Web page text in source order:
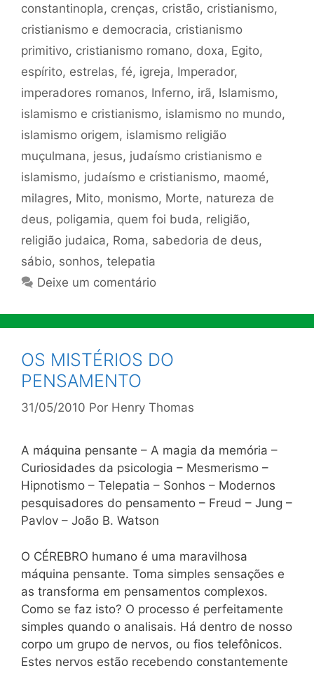
constantinopla, crenças, cristão, cristianismo,
cristianismo e democracia, cristianismo
primitivo, cristianismo romano, doxa, Egito,
espírito, estrelas, fé, igreja, Imperador,
imperadores romanos, Inferno, irã, Islamismo,
islamismo e cristianismo, islamismo no mundo,
islamismo origem, islamismo religião
muçulmana, jesus, judaísmo cristianismo e
islamismo, judaísmo e cristianismo, maomé,
milagres, Mito, monismo, Morte, natureza de
deus, poligamia, quem foi buda, religião,
religião judaica, Roma, sabedoria de deus,
sábio, sonhos, telepatia
Deixe um comentário
OS MISTÉRIOS DO
PENSAMENTO
31/05/2010 Por Henry Thomas
A máquina pensante – A magia da memória –
Curiosidades da psicologia – Mesmerismo –
Hipnotismo – Telepatia – Sonhos – Modernos
pesquisadores do pensamento – Freud – Jung –
Pavlov – João B. Watson
O CÉREBRO humano é uma maravilhosa
máquina pensante. Toma simples sensações e
as transforma em pensamentos complexos.
Como se faz isto? O processo é perfeitamente
simples quando o analisais. Há dentro de nosso
corpo um grupo de nervos, ou fios telefônicos.
Estes nervos estão recebendo constantemente